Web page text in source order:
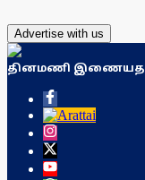
Advertise with us
தினமணி